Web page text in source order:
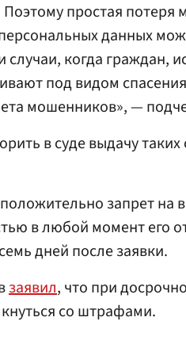
простая потеря
данных
когда граждан,
под видом спасения
мошенников», —
в суде выдачу таких
запрет на
в любой момент его
дней после заявки.
заявил, что при
со штрафами.